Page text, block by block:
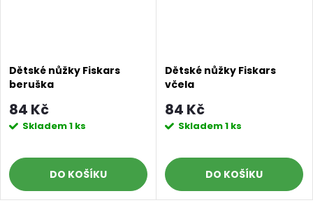
Dětské nůžky Fiskars
beruška
84 Kč
Skladem1 ks
DO KOŠÍKU
Dětské nůžky Fiskars
včela
84 Kč
Skladem1 ks
DO KOŠÍKU